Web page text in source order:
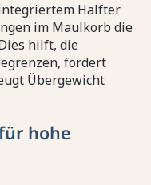
Halfter
im Maulkorb die
hilft, die
fördert
Übergewicht
hohe